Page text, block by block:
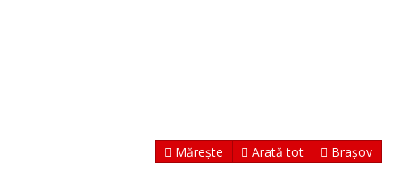
Mărește Arată tot Brașov